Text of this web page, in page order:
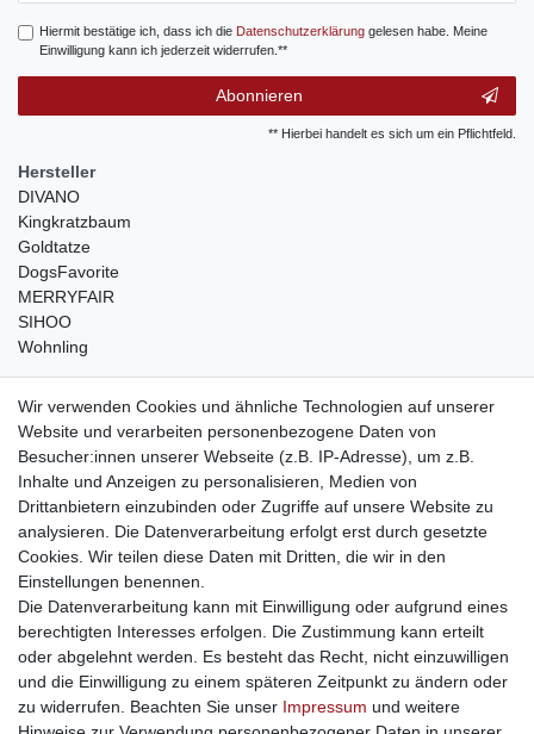
Hiermit bestätige ich, dass ich die Daten­schutz­erklärunggelesen habe. Meine
Einwilligung kann ich jederzeit widerrufen.**
Abonnieren
** Hierbei handelt es sich um ein Pflichtfeld.
Hersteller
DIVANO
Kingkratzbaum
Goldtatze
DogsFavorite
MERRYFAIR
SIHOO
Wohnling
weitere Shops
traumlampen- Lampen und Kronleuchter
kinderwagencenter- Exklusive und günstige Kinderwagen
gastrogeraete24- alles für Gastronomie und Imbiss
soziale Medien
Facebook
sicher einkaufen
Sichere Bestellung und Zahlung via SSL Verschlüsselung
Wir verwenden Cookies und ähnliche Technologien auf unserer
Website und verarbeiten personenbezogene Daten von
Besucher:innen unserer Webseite (z.B. IP-Adresse), um z.B.
Inhalte und Anzeigen zu personalisieren, Medien von
Drittanbietern einzubinden oder Zugriffe auf unsere Website zu
analysieren. Die Datenverarbeitung erfolgt erst durch gesetzte
Cookies. Wir teilen diese Daten mit Dritten, die wir in den
Einstellungen benennen.
Die Datenverarbeitung kann mit Einwilligung oder aufgrund eines
berechtigten Interesses erfolgen. Die Zustimmung kann erteilt
oder abgelehnt werden. Es besteht das Recht, nicht einzuwilligen
und die Einwilligung zu einem späteren Zeitpunkt zu ändern oder
zu widerrufen. Beachten Sie unser Impressum und weitere